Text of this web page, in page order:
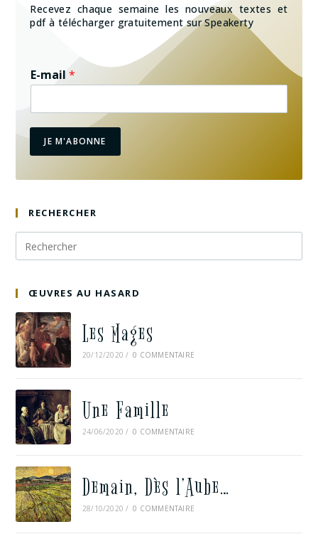
Recevez chaque semaine les nouveaux textes et
pdf à télécharger gratuitement sur Speakerty
E-mail*
JE M'ABONNE
RECHERCHER
ŒUVRES AU HASARD
Les Mages
20/12/2020 / 0 COMMENTAIRE
Une Famille
24/06/2020 / 0 COMMENTAIRE
Demain, Dès l’Aube…
28/10/2020 / 0 COMMENTAIRE